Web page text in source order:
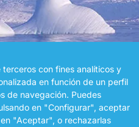
Marineros. All Rights Reserved.
con fines analíticos y
en función de un perfil
de navegación. Puedes
en "Configurar", aceptar
"Aceptar", o rechazarlas